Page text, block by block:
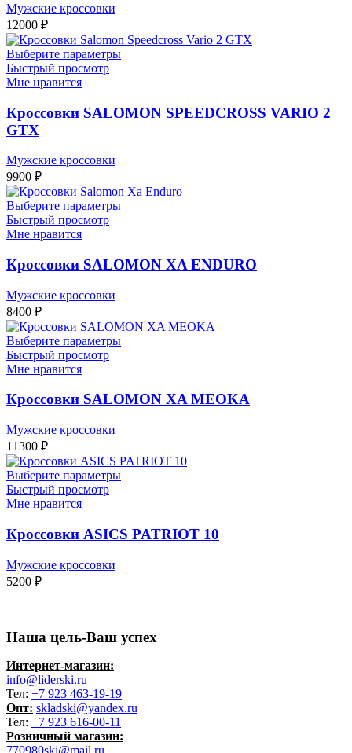
Мужские кроссовки
12000 ₽
Выберите параметры
Быстрый просмотр
Мне нравится
Кроссовки SALOMON SPEEDCROSS VARIO 2
GTX
Мужские кроссовки
9900 ₽
Выберите параметры
Быстрый просмотр
Мне нравится
Кроссовки SALOMON XA ENDURO
Мужские кроссовки
8400 ₽
Выберите параметры
Быстрый просмотр
Мне нравится
Кроссовки SALOMON XA MEOKA
Мужские кроссовки
11300 ₽
Выберите параметры
Быстрый просмотр
Мне нравится
Кроссовки ASICS PATRIOT 10
Мужские кроссовки
5200 ₽
Наша цель-Ваш успех
Интернет-магазин:
info@liderski.ru
Тел: +7 923 463-19-19
Опт: skladski@yandex.ru
Тел: +7 923 616-00-11
Розничный магазин:
770980ski@mail.ru